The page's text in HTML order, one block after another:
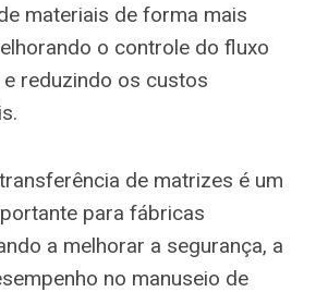
materiais de forma mais
o controle do fluxo
reduzindo os custos
de matrizes é um
para fábricas
a melhorar a segurança, a
no manuseio de